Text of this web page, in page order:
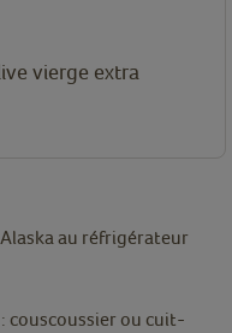
vierge extra
au réfrigérateur
couscoussier ou cuit-